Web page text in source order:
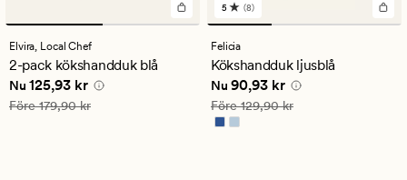
Elvira, Local Chef
2-pack kökshandduk blå
Nuvarande pris
Nu 125,93 kr
Ordinarie pris 179,90 kr
Före179,90 kr
8
omdömen
med
ett
genomsnittligt
betyg
på
5
5 (8)
Felicia
Kökshandduk ljusblå
Nuvarande pris
Nu 90,93 kr
Ordinarie pris 129,90 kr
Före129,90 kr